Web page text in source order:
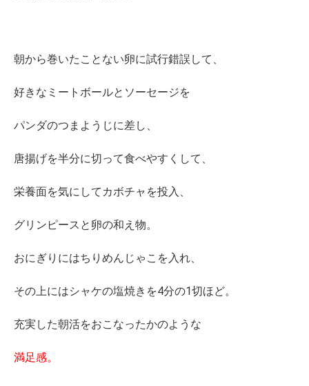
朝から巻いたことない卵に試行錯誤して、
好きなミートボールとソーセージを
パンダのつまようじに差し、
唐揚げを半分に切って食べやすくして、
栄養面を気にしてカボチャを投入、
グリンピースと卵の和え物。
おにぎりにはちりめんじゃこを入れ、
その上にはシャケの塩焼きを4分の1切ほど。
充実した朝活をおこなったかのような
満足感。